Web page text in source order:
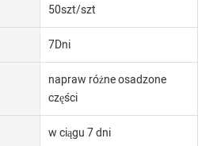
50szt/szt
7Dni
napraw różne osadzone
części
w ciągu 7 dni